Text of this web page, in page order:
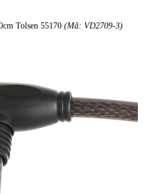
Tolsen 55170 (Mã: VD2709-3)